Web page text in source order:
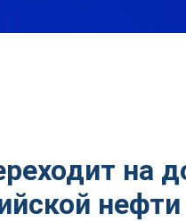
на
нефти